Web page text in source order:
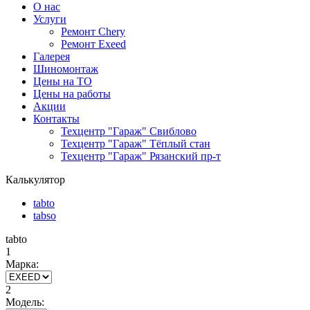
О нас
Услуги
Ремонт Chery
Ремонт Exeed
Галерея
Шиномонтаж
Цены на ТО
Цены на работы
Акции
Контакты
Техцентр "Гараж" Свиблово
Техцентр "Гараж" Тёплый стан
Техцентр "Гараж" Рязанский пр-т
Калькулятор
tabto
tabso
tabto
1
Марка:
2
Модель: